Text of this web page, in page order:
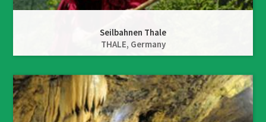
Seilbahnen Thale
THALE, Germany